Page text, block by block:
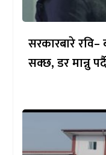
सरकारबारे
सक्छ, डर मान्नु